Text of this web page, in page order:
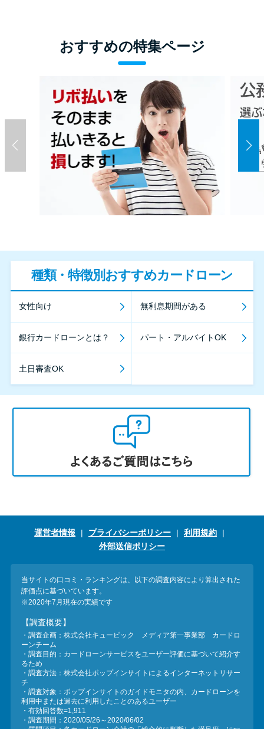
おすすめの特集ページ
種類・特徴別おすすめカードローン
女性向け 無利息期間がある
銀行カードローンとは？ パート・アルバイトOK
土日審査OK
運営者情報 プライバシーポリシー
利用規約
外部送信ポリシー
当サイトの口コミ・ランキングは、以下の調査内容により算出された
評価点に基づいています。
※2020年7月現在の実績です
【調査概要】
・調査企画：株式会社キュービック メディア第一事業部 カードロ
ーンチーム
・調査目的：カードローンサービスをユーザー評価に基づいて紹介す
るため
・調査方法：株式会社ポップインサイトによるインターネットリサー
チ
・調査対象：ポップインサイトのガイドモニタの内、カードローンを
利用中または過去に利用したことのあるユーザー
・有効回答数=1,911
・調査期間：2020/05/26～2020/06/02